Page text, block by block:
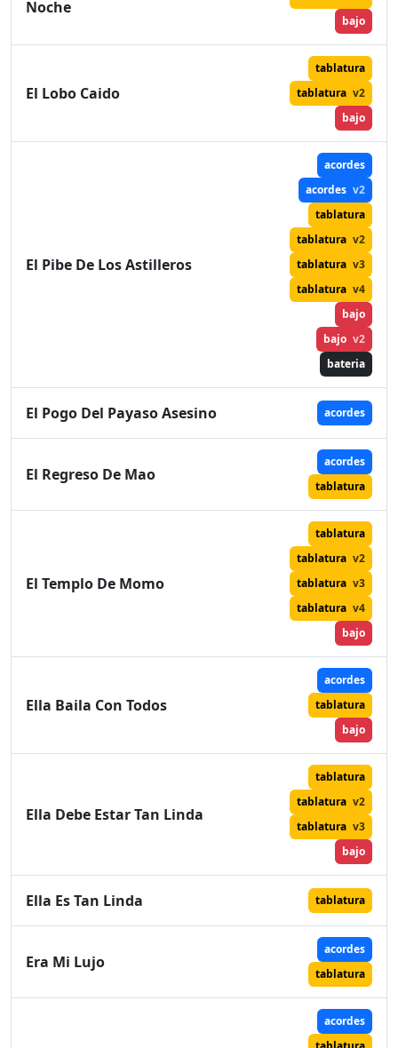
Noche
bajo
El Lobo Caido
tablatura
tablatura v2
bajo
El Pibe De Los Astilleros
acordes
acordes v2
tablatura
tablatura v2
tablatura v3
tablatura v4
bajo
bajo v2
bateria
El Pogo Del Payaso Asesino acordes
El Regreso De Mao
acordes
tablatura
El Templo De Momo
tablatura
tablatura v2
tablatura v3
tablatura v4
bajo
Ella Baila Con Todos
acordes
tablatura
bajo
Ella Debe Estar Tan Linda
tablatura
tablatura v2
tablatura v3
bajo
Ella Es Tan Linda tablatura
Era Mi Lujo
acordes
tablatura
acordes